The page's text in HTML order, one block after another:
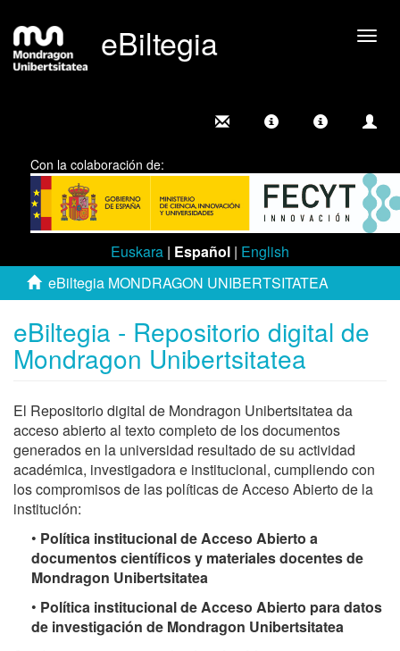
eBiltegia
Con la colaboración de:
Euskara | Español | English
eBiltegia MONDRAGON UNIBERTSITATEA
eBiltegia - Repositorio digital de
Mondragon Unibertsitatea
El Repositorio digital de Mondragon Unibertsitatea da
acceso abierto al texto completo de los documentos
generados en la universidad resultado de su actividad
académica, investigadora e institucional, cumpliendo con
los compromisos de las políticas de Acceso Abierto de la
institución:
• Política institucional de Acceso Abierto a
documentos científicos y materiales docentes de
Mondragon Unibertsitatea
• Política institucional de Acceso Abierto para datos
de investigación de Mondragon Unibertsitatea